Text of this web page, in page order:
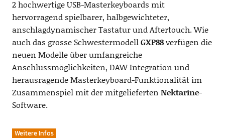
2 hochwertige USB-Masterkeyboards mit
hervorragend spielbarer, halbgewichteter,
anschlagdynamischer Tastatur und Aftertouch. Wie
auch das grosse SchwestermodellGXP88verfügen die
neuen Modelle über umfangreiche
Anschlussmöglichkeiten, DAW Integration und
herausragende Masterkeyboard-Funktionalität im
Zusammenspiel mit der mitgelieferten Nektarine-
Software.
Weitere Infos